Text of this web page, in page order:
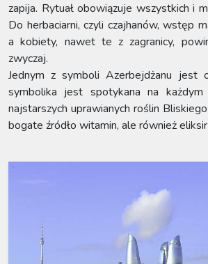
zapija. Rytuał obowiązuje wszystkich i
Do herbaciarni, czyli czajhanów, wstęp
a kobiety, nawet te z zagranicy,
zwyczaj.
Jednym z symboli Azerbejdżanu jest
symbolika jest spotykana na
najstarszych uprawianych roślin
bogate źródło witamin, ale również eliksir